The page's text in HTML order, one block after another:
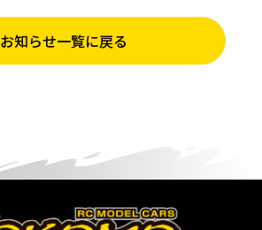
お知らせ一覧に戻る